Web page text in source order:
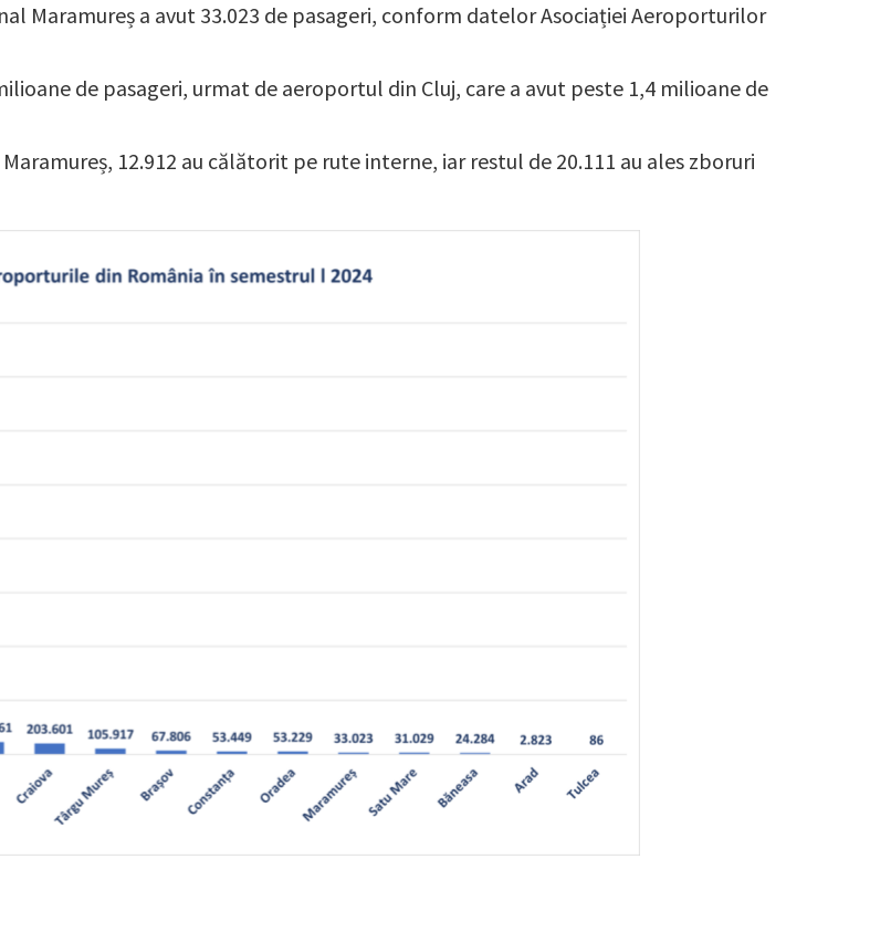
Maramureș a avut 33.023 de pasageri, conform datelor Asociației Aeroporturilor
de pasageri, urmat de aeroportul din Cluj, care a avut peste 1,4 milioane de
12.912 au călătorit pe rute interne, iar restul de 20.111 au ales zboruri